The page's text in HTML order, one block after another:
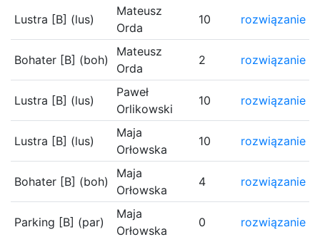
Lustra [B] (lus)
Mateusz
Orda
10 rozwiązanie
Bohater [B] (boh)
Mateusz
Orda
2 rozwiązanie
Lustra [B] (lus)
Paweł
Orlikowski
10 rozwiązanie
Lustra [B] (lus)
Maja
Orłowska
10 rozwiązanie
Bohater [B] (boh)
Maja
Orłowska
4 rozwiązanie
Parking [B] (par)
Maja
Orłowska
0 rozwiązanie